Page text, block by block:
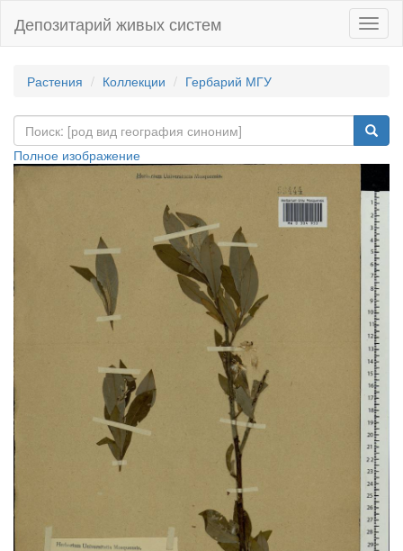
Депозитарий живых систем
Растения Коллекции Гербарий МГУ
Полное изображение